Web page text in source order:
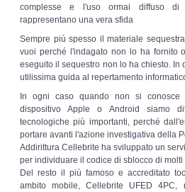
Recupero dati
Prevenzione Frode
CYBER SECURITY
Security Management
Risk Management
complesse e l'uso ormai diffuso di
rappresentano una vera sfida
Sempre più spesso il materiale
vuoi perché l'indagato non lo ha fornito
eseguito il sequestro non lo ha chiesto. In
utilissima guida al repertamento
In ogni caso quando non si
dispositivo Apple o Android siamo
tecnologiche più importanti, perché
portare avanti l'azione investigativa della
Addirittura Cellebrite ha sviluppato un
per individuare il codice di sblocco di molti
Del resto il più famoso e accreditato
ambito mobile, Cellebrite UFED